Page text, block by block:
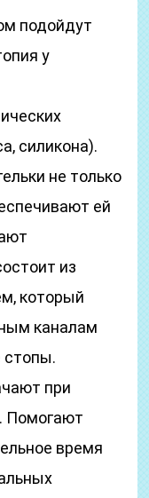
подойдут
у
силикона).
не только
ей
из
который
каналам
стопы.
при
Помогают
время